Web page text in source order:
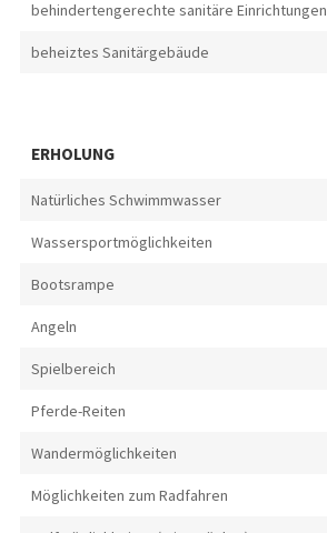
behindertengerechte sanitäre Einrichtungen
beheiztes Sanitärgebäude
ERHOLUNG
Natürliches Schwimmwasser
Wassersportmöglichkeiten
Bootsrampe
Angeln
Spielbereich
Pferde-Reiten
Wandermöglichkeiten
Möglichkeiten zum Radfahren